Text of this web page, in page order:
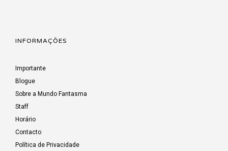
INFORMAÇÕES
Importante
Blogue
Sobre a Mundo Fantasma
Staff
Horário
Contacto
Política de Privacidade